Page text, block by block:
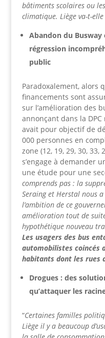
bâtiments scolaires ou
climatique. Liège va-t-
Abandon du Busway
régression
public
Paradoxalement, alors
financements sont
sur l’amélioration des
annonçant dans la
avait pour objectif de
000 personnes en
zone (12, 19, 29, 30, 33,
s’engage à demander
une étude pour une
comprends pas : la
Seraing et Herstal nous
l’ambition de ce
amélioration tout de
hypothétique nouveau
Les usagers des bus
automobilistes coincés
habitants dont les rues
Drogues : des
qu’attaquer les
“Certaines familles
Liège il y a beaucoup